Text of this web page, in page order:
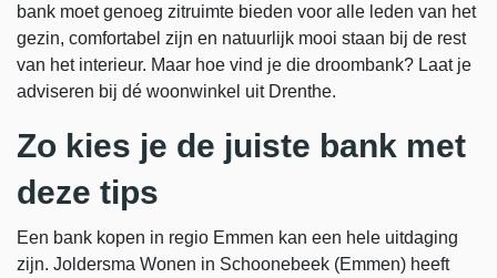
bank moet genoeg zitruimte bieden voor alle leden van het
gezin, comfortabel zijn en natuurlijk mooi staan bij de rest
van het interieur. Maar hoe vind je die droombank? Laat je
adviseren bij dé woonwinkel uit Drenthe.
Zo kies je de juiste bank met
deze tips
Een bank kopen in regio Emmen kan een hele uitdaging
zijn. Joldersma Wonen in Schoonebeek (Emmen) heeft